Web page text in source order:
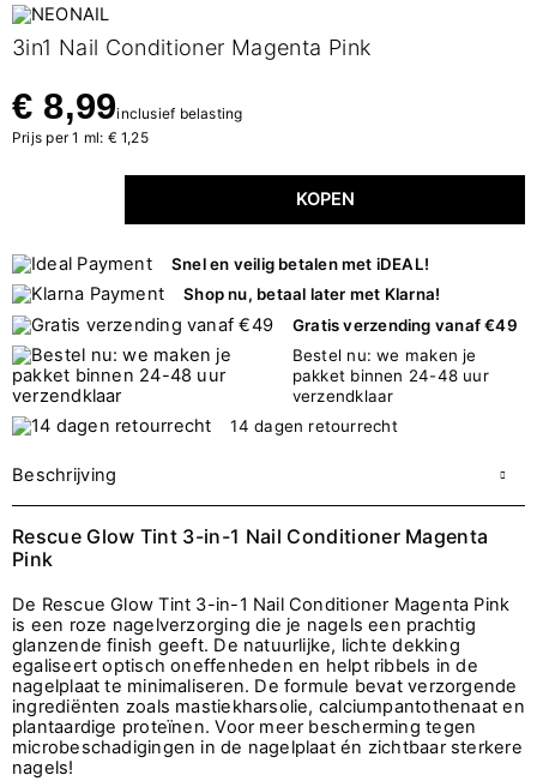
3in1 Nail Conditioner Magenta Pink
€ 8,99inclusief belasting
Prijs per 1 ml: € 1,25
KOPEN
Snel en veilig betalen met iDEAL!
Shop nu, betaal later met Klarna!
Gratis verzending vanaf €49
Bestel nu: we maken je
pakket binnen 24-48 uur
verzendklaar
14 dagen retourrecht
Beschrijving
Rescue Glow Tint 3-in-1 Nail Conditioner Magenta
Pink
De Rescue Glow Tint 3-in-1 Nail Conditioner Magenta Pink
is een roze nagelverzorging die je nagels een prachtig
glanzende finish geeft. De natuurlijke, lichte dekking
egaliseert optisch oneffenheden en helpt ribbels in de
nagelplaat te minimaliseren. De formule bevat verzorgende
ingrediënten zoals mastiekharsolie, calciumpantothenaat en
plantaardige proteïnen. Voor meer bescherming tegen
microbeschadigingen in de nagelplaat én zichtbaar sterkere
nagels!